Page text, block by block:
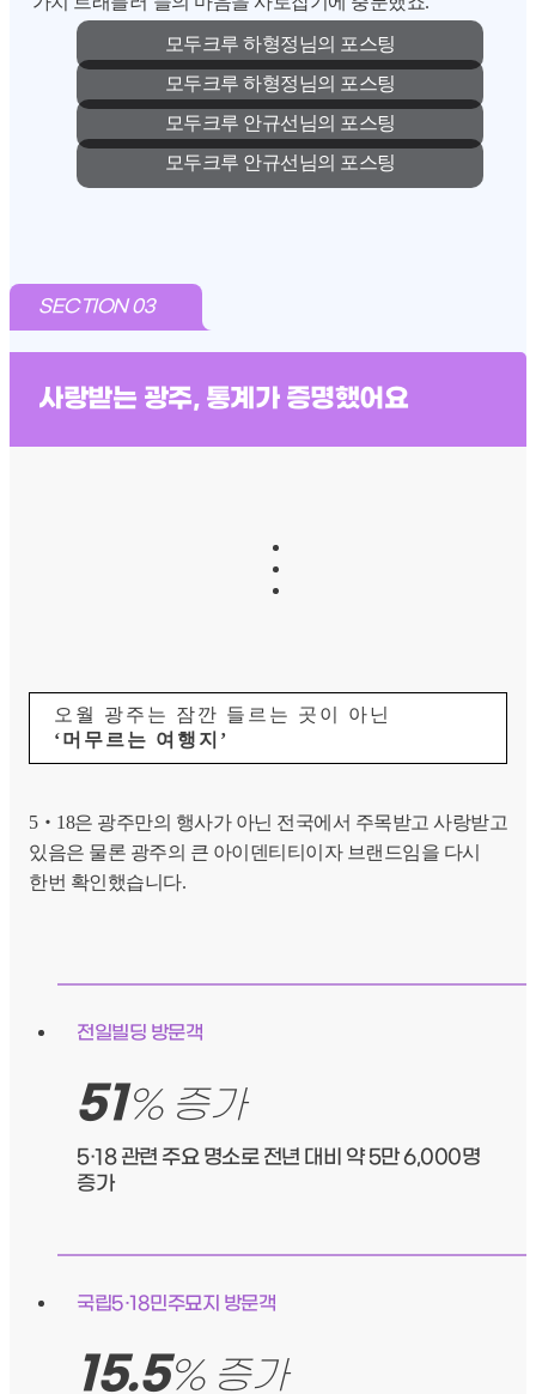
모두크루 하형정님의 포스팅
모두크루 하형정님의 포스팅
모두크루 안규선님의 포스팅
모두크루 안규선님의 포스팅
SECTION 03
사랑받는 광주, 통계가 증명했어요
오월 광주는 잠깐 들르는 곳이 아닌
‘머무르는 여행지’
5‧18은 광주만의 행사가 아닌 전국에서 주목받고 사랑받고
있음은 물론 광주의 큰 아이덴티티이자 브랜드임을 다시
한번 확인했습니다.
전일빌딩 방문객
51% 증가
5·18 관련 주요 명소로 전년 대비 약 5만 6,000명
증가
국립5·18민주묘지 방문객
15.5% 증가